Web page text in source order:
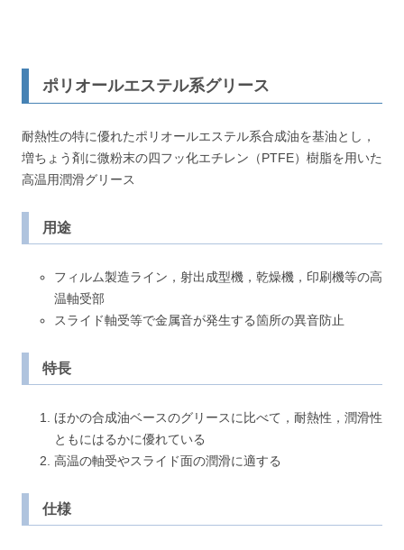
ポリオールエステル系グリース
耐熱性の特に優れたポリオールエステル系合成油を基油とし，
増ちょう剤に微粉末の四フッ化エチレン（PTFE）樹脂を用いた
高温用潤滑グリース
用途
フィルム製造ライン，射出成型機，乾燥機，印刷機等の高
温軸受部
スライド軸受等で金属音が発生する箇所の異音防止
特長
ほかの合成油ベースのグリースに比べて，耐熱性，潤滑性
ともにはるかに優れている
高温の軸受やスライド面の潤滑に適する
仕様